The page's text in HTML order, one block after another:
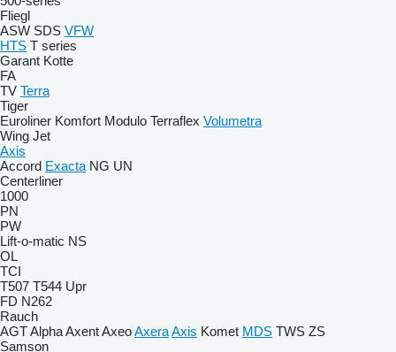
Fliegl
ASW SDS VFW
HTS T series
Garant Kotte
FA
TV Terra
Tiger
Euroliner Komfort Modulo Terraflex Volumetra
Wing Jet
Axis
Accord Exacta NG UN
Centerliner
1000
PN
PW
Lift-o-matic NS
OL
TCI
T507 T544 Upr
FD N262
Rauch
AGTAlphaAxentAxeoAxeraAxis Komet MDS TWS ZS
Samson